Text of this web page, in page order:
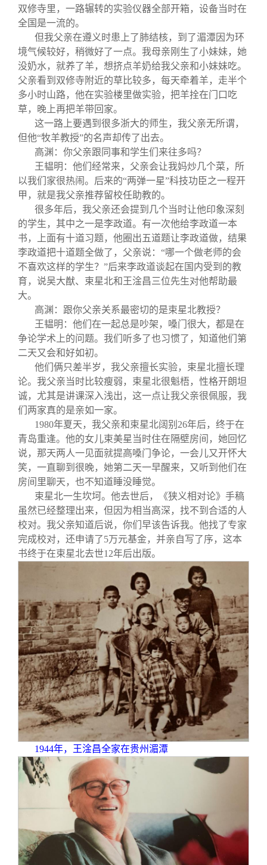
双修寺里，一路辗转的实验仪器全部开箱，设备当时在
全国是一流的。
但我父亲在遵义时患上了肺结核，到了湄潭因为环
境气候较好，稍微好了一点。我母亲刚生了小妹妹，她
没奶水，就养了羊，想挤点羊奶给我父亲和小妹妹吃。
父亲看到双修寺附近的草比较多，每天牵着羊，走半个
多小时山路，他在实验楼里做实验，把羊拴在门口吃
草，晚上再把羊带回家。
这一路上要遇到很多浙大的师生，我父亲无所谓，
但他“牧羊教授”的名声却传了出去。
高渊：你父亲跟同事和学生们来往多吗？
王韫明：他们经常来，父亲会让我妈炒几个菜，所
以我们家很热闹。后来的“两弹一星”科技功臣之一程开
甲，就是我父亲推荐留校任助教的。
很多年后，我父亲还会提到几个当时让他印象深刻
的学生，其中之一是李政道。有一次他给李政道一本
书，上面有十道习题，他圈出五道题让李政道做，结果
李政道把十道题全做了，父亲说：“哪一个做老师的会
不喜欢这样的学生？”后来李政道谈起在国内受到的教
育，说吴大猷、束星北和王淦昌三位先生对他帮助最
大。
高渊：跟你父亲关系最密切的是束星北教授？
王韫明：他们在一起总是吵架，嗓门很大，都是在
争论学术上的问题。我们听多了也习惯了，知道他们第
二天又会和好如初。
他们俩只差半岁，我父亲擅长实验，束星北擅长理
论。我父亲当时比较瘦弱，束星北很魁梧，性格开朗坦
诚，尤其是讲课深入浅出，这一点让我父亲很佩服，我
们两家真的是亲如一家。
1980年夏天，我父亲和束星北阔别26年后，终于在
青岛重逢。他的女儿束美星当时住在隔壁房间，她回忆
说，那天两人一见面就提高嗓门争论，一会儿又开怀大
笑，一直聊到很晚，她第二天一早醒来，又听到他们在
房间里聊天，也不知道睡没睡觉。
束星北一生坎坷。他去世后，《狭义相对论》手稿
虽然已经整理出来，但因为相当高深，找不到合适的人
校对。我父亲知道后说，你们早该告诉我。他找了专家
完成校对，还申请了5万元基金，并亲自写了序，这本
书终于在束星北去世12年后出版。
1944年，王淦昌全家在贵州湄潭